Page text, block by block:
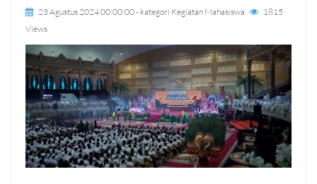
23 Agustus 2024 00:00:00- kategori Kegiatan Mahasiswa
1815
Views